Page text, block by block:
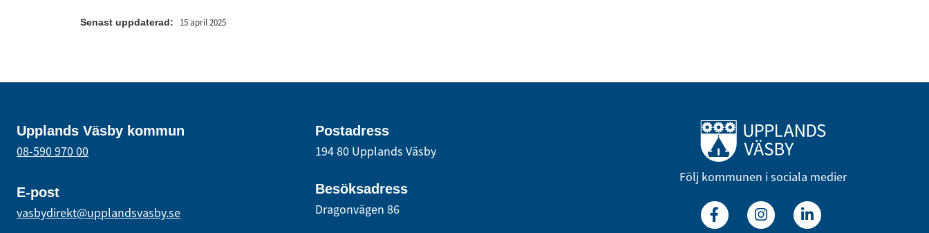
Senast uppdaterad: 15 april 2025
Upplands Väsby kommun
08-590 970 00
E-post
vasbydirekt@upplandsvasby.se
Postadress
194 80 Upplands Väsby
Besöksadress
Dragonvägen 86
Till startsidan
Följ kommunen i sociala medier
FacebookInstagramLinkedin